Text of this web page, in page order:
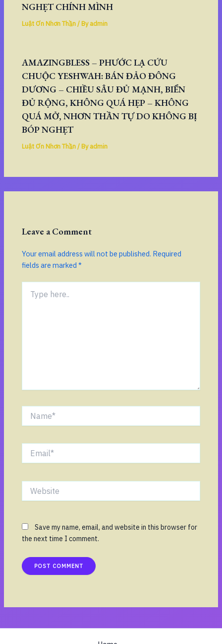
NGHẸT CHÍNH MÌNH
Luật Ơn Nhơn Thần/ Byadmin
AMAZINGBLESS – PHƯỚC LẠ CỨU
CHUỘC YESHWAH: BÁN ĐẢO ĐÔNG
DƯƠNG – CHIỀU SÂU ĐỦ MẠNH, BIỂN
ĐỦ RỘNG, KHÔNG QUÁ HẸP – KHÔNG
QUÁ MỞ, NHƠN THẦN TỰ DO KHÔNG BỊ
BÓP NGHẸT
Luật Ơn Nhơn Thần/ Byadmin
Leave a Comment
Your email address will not be published. Required
fields are marked*
here..
Website
Save my name, email, and website in this browser for
the next time I comment.